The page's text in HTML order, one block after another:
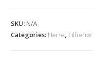
SKU:N/A
Categories: Herre,Tilbehør